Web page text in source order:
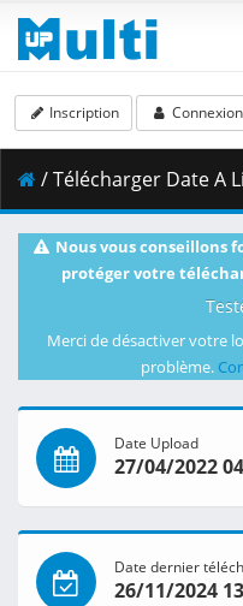
Inscription Connexion
/ Télécharger Date A Live S02E08 [BD 1080p HEVC
Nous vous conseillons
protéger votre
Merci de désactiver votre
problème.
Date Upload
27/04/2022
Date dernier
26/11/2024